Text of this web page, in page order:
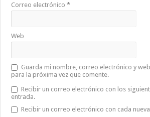
Correo electrónico*
Web
Guarda mi nombre, correo electrónico y
para la próxima vez que comente.
Recibir un correo electrónico con los
entrada.
Recibir un correo electrónico con cada